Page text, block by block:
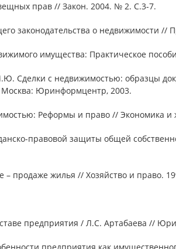
прав // Закон. 2004. № 2. С.3-7.
законодательства о недвижимости //
имущества: Практическое
Сделки с недвижимостью: образцы
Москва: Юринформцентр, 2003.
Реформы и право // Экономика
правовой защиты общей
– продаже жилья // Хозяйство и право.
предприятия / Л.С. Артабаева //